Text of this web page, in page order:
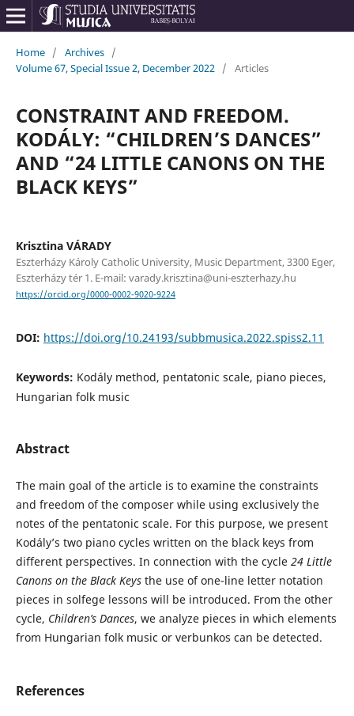
Home / Archives /
Volume 67, Special Issue 2, December 2022 / Articles
CONSTRAINT AND FREEDOM.
KODÁLY: “CHILDREN’S DANCES”
AND “24 LITTLE CANONS ON THE
BLACK KEYS”
Krisztina VÁRADY
Eszterházy Károly Catholic University, Music Department, 3300 Eger,
Eszterházy tér 1. E-mail: varady.krisztina@uni-eszterhazy.hu
https://orcid.org/0000-0002-9020-9224
DOI: https://doi.org/10.24193/subbmusica.2022.spiss2.11
Keywords: Kodály method, pentatonic scale, piano pieces,
Hungarian folk music
Abstract
The main goal of the article is to examine the constraints
and freedom of the composer while using exclusively the
notes of the pentatonic scale. For this purpose, we present
Kodály’s two piano cycles written on the black keys from
different perspectives. In connection with the cycle 24 Little
Canons on the Black Keys the use of one-line letter notation
pieces in solfege lessons will be introduced. From the other
cycle, Children’s Dances, we analyze pieces in which elements
from Hungarian folk music or verbunkos can be detected.
References